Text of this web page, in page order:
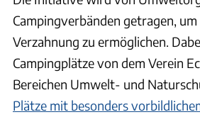
Campingverbänden getragen,
Verzahnung zu ermöglichen.
Campingplätze von dem Verein
Bereichen Umwelt- und
Plätze mit besonders